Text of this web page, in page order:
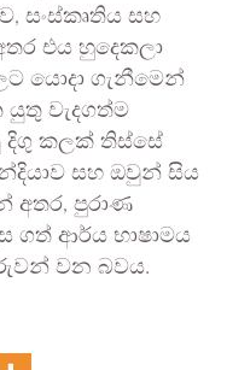
සංස්කෘතිය සහ
එය හුදෙකලා
යොදා ගැනීමෙන්
යුතු වැදගත්ම
කලක් තිස්සේ
සහ ඔවුන් සිය
අතර, පුරාණ
ගත් ආර්ය භාෂාමය
වන බවය.